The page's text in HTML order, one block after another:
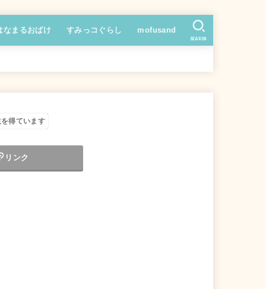
なまるおばけ すみっコぐらし mofusand
SEARCH
得ています
リンク